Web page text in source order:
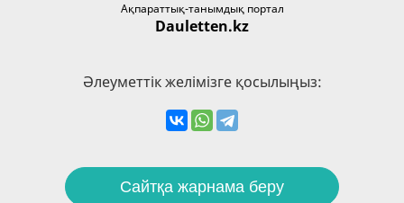
Ақпараттық-танымдық портал
Dauletten.kz
Әлеуметтік желімізге қосылыңыз:
Сайтқа жарнама беру